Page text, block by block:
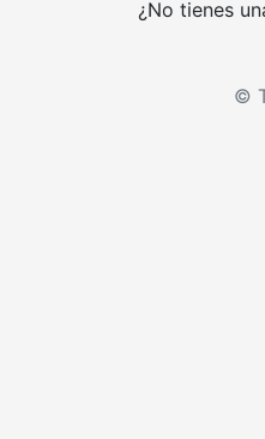
¿No tienes
©